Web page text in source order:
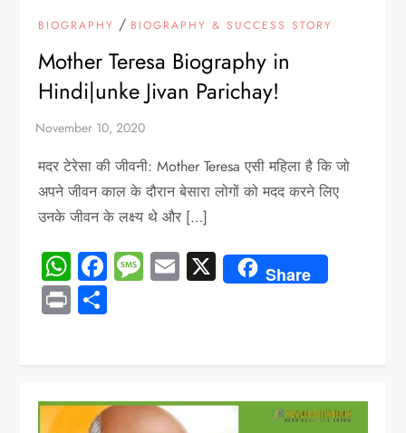
BIOGRAPHY / BIOGRAPHY & SUCCESS STORY
Mother Teresa Biography in
Hindi|unke Jivan Parichay!
मदर टेरेसा की जीवनी: Mother Teresa एसी महिला है कि जो
अपने जीवन काल के दौरान बेसारा लोगों को मदद करने लिए
उनके जीवन के लक्ष्य थे और […]
WhatsApp
Facebook
Message
Email
X Share
Print